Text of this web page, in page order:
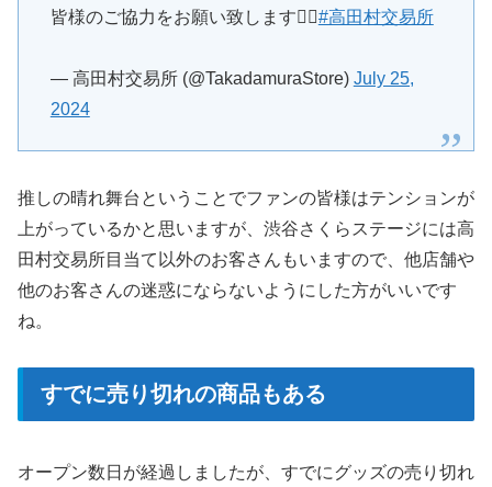
皆様のご協力をお願い致します🙇‍♂️#高田村交易所
— 高田村交易所 (@TakadamuraStore) July 25,
2024
推しの晴れ舞台ということでファンの皆様はテンションが
上がっているかと思いますが、渋谷さくらステージには高
田村交易所目当て以外のお客さんもいますので、他店舗や
他のお客さんの迷惑にならないようにした方がいいです
ね。
すでに売り切れの商品もある
オープン数日が経過しましたが、すでにグッズの売り切れ